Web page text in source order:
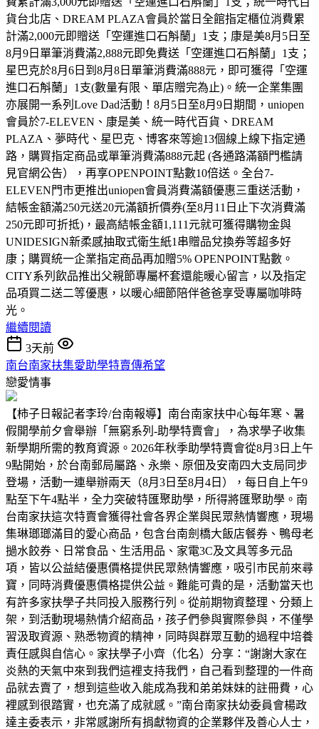
貨台北店、DREAM PLAZA會員於當日全館指定櫃位消費累
計滿2,000元即贈送「空運進口石斛蘭」1支；康是美8月5日至
8月9日單筆消費滿2,888元即免費送「空運進口石斛蘭」1支；
星巴克於8月6日到8月8日單筆消費滿888元，即可獲得「空運
進口石斛蘭」1支(數量有限、單店贈完為止)。統一企業集團
亦展開一系列Love Dad活動！8月5日至8月9日期間，uniopen
會員於7-ELEVEN、康是美、統一時代百貨、DREAM
PLAZA、夢時代、星巴克、博客來等逾13個線上線下指定通
路，購買指定商品或單筆消費滿888元起 (各通路滿額門檻請
見官網公告），再享OPENPOINT點數10倍送。全台7-
ELEVEN門市更推出uniopen會員消費滿額優惠三重送活動，
結帳金額滿250元送20元滿額折價券(至8月11日止下次消費滿
250元即可折抵)，最高結帳金額1,111元就可獲得購物金與
UNIDESIGN新柔感抽取式衛生紙1串贈品兌換券等超多好
康；購買統一企業指定商品再加贈5% OPENPOINT點數。
CITY系列飲品推出父親節專屬杯套還能暖心留言，以及指定
品項買二送二等優惠，以暖心細節陪伴爸爸享受專屬咖啡時
光。
繼續閱讀
3天前
南台南家扶集愛助學特賣傳希望
戀愛情事
【柿子日報記者李玲/台南報導】南台南家扶中心每年寒、暑
假開學前夕會舉辦「無窮系列-助學特賣會」，為求學子收集
新學期所需的教育資源。2026年秋季助學特賣會從8月3日上午
9點開始，於台南郵局屬路、永樂、原佃及安南四大支局同步
登場，活動一連舉辦兩天（8月3日至8月4日），每日自上午9
點至下午4點半，全力突破特匯聚助學，所得將匯聚助學。南
台南家扶這次特賣會獲得社會各界企業與民眾熱情響應，現場
集琳瑯瑯滿目的愛心商品，包含台南劍橋大飯店餐券、鴨母老
撾水餃券、日常食品、生活用品、家電3C及文具等多元品
項，皆以公益結優惠價格提供民眾熱情響應，吸引市民前來尋
寶，同時消費優惠價格提供公益。難能可貴的是，活動當天也
有許多家扶學子共同投入服務行列。從前期物資整理、分類上
架，到活動現場熱情介紹商品，孩子們參與實際參與，不僅學
習汲取資源、熟悉物資的精神，同時與群眾互動的過程中培養
責任感與自信心。家扶學子小齊（化名）分享：“謝謝大家在
炎熱的天氣中來到我們這裡支持我們，自己看到整理的一件商
品就去賣了，想到這些收入能成為我和弟弟妹妹的註冊費，心
裡感到很踏實，也充滿了成就感。”南台南家扶幼委員會楊政
達主委表示，非常感謝所有捐獻物資的企業夥伴及善心人士，